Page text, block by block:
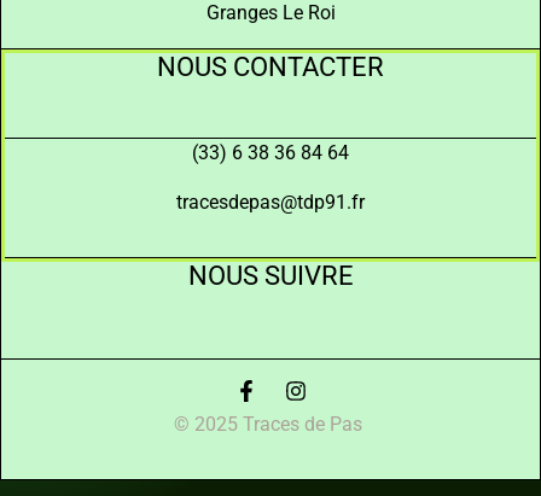
Granges Le Roi
NOUS CONTACTER
(33) 6 38 36 84 64
tracesdepas@tdp91.fr
NOUS SUIVRE
© 2025 Traces de Pas